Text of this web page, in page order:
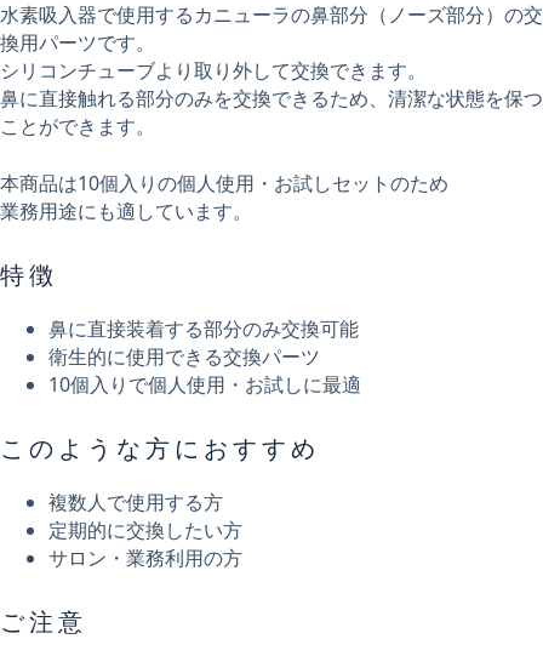
水素吸入器で使用するカニューラの鼻部分（ノーズ部分）の交
換用パーツです。
シリコンチューブより取り外して交換できます。
鼻に直接触れる部分のみを交換できるため、清潔な状態を保つ
ことができます。
本商品は10個入りの個人使用・お試しセットのため
業務用途にも適しています。
特徴
鼻に直接装着する部分のみ交換可能
衛生的に使用できる交換パーツ
10個入りで個人使用・お試しに最適
このような方におすすめ
複数人で使用する方
定期的に交換したい方
サロン・業務利用の方
ご注意